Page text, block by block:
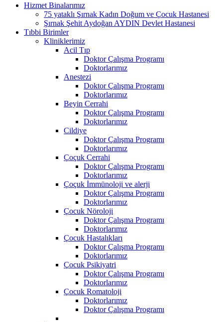
Hizmet Binalarımız
75 yataklı Şırnak Kadın Doğum ve Çocuk Hastanesi
Şırnak Şehit Aydoğan AYDIN Devlet Hastanesi
Tıbbi Birimler
Kliniklerimiz
Acil Tıp
Doktor Çalışma Programı
Doktorlarımız
Anestezi
Doktor Çalışma Programı
Doktorlarımız
Beyin Cerrahi
Doktor Çalışma Programı
Doktorlarımız
Cildiye
Doktor Çalışma Programı
Doktorlarımız
Çoçuk Cerrahi
Doktor Çalışma Programı
Doktorlarımız
Çoçuk İmmünoloji ve alerji
Doktor Çalışma Programı
Doktorlarımız
Çocuk Nöroloji
Doktor Çalışma Programı
Doktorlarımız
Çocuk Hastalıkları
Doktor Çalışma Programı
Doktorlarımız
Çocuk Psikiyatri
Doktor Çalışma Programı
Doktorlarımız
Çocuk Romatoloji
Doktorlarımız
Doktor Çalışma Programı